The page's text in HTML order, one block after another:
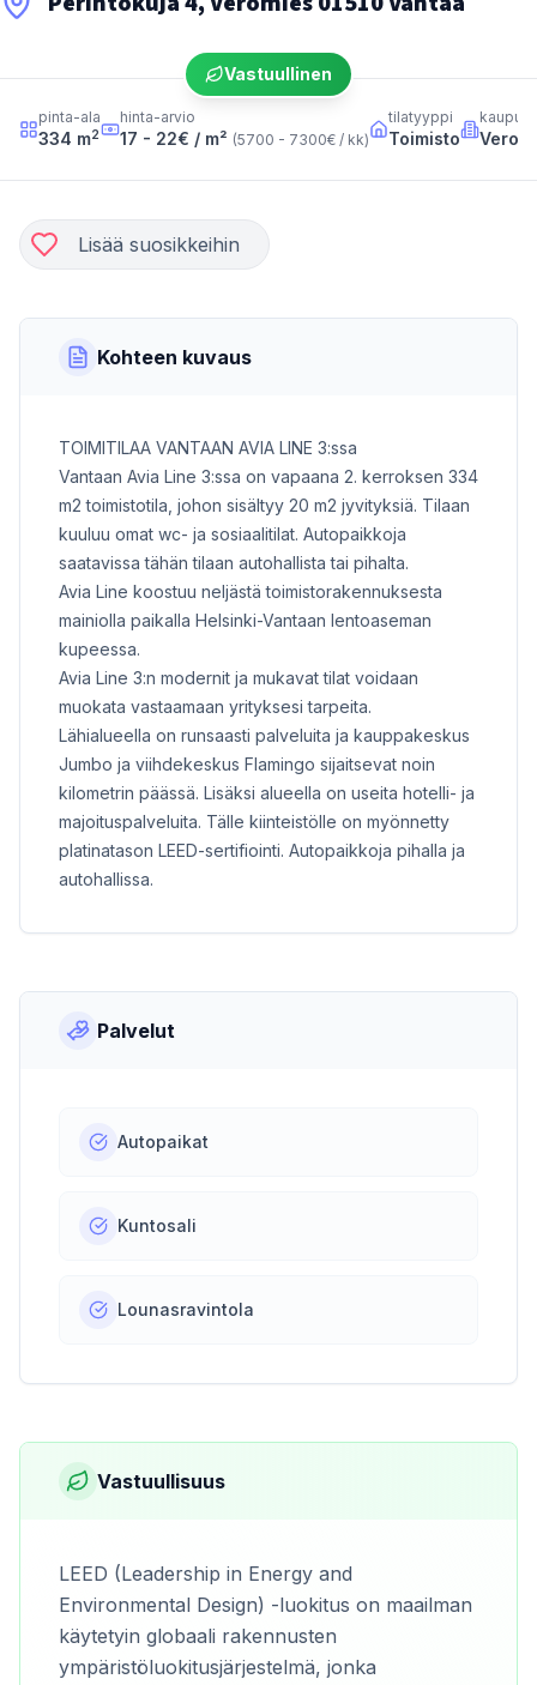
Vastuullinen
pinta-ala
334 m2
hinta-arvio
17 - 22€ / m² (5700 - 7300€ / kk)
tilatyyppi
Toimisto
Lisää suosikkeihin
Kohteen kuvaus
TOIMITILAA VANTAAN AVIA LINE 3:ssa
Vantaan Avia Line 3:ssa on vapaana 2. kerroksen 334
m2 toimistotila, johon sisältyy 20 m2 jyvityksiä. Tilaan
kuuluu omat wc- ja sosiaalitilat. Autopaikkoja
saatavissa tähän tilaan autohallista tai pihalta.
Avia Line koostuu neljästä toimistorakennuksesta
mainiolla paikalla Helsinki-Vantaan lentoaseman
kupeessa.
Avia Line 3:n modernit ja mukavat tilat voidaan
muokata vastaamaan yrityksesi tarpeita.
Lähialueella on runsaasti palveluita ja kauppakeskus
Jumbo ja viihdekeskus Flamingo sijaitsevat noin
kilometrin päässä. Lisäksi alueella on useita hotelli- ja
majoituspalveluita. Tälle kiinteistölle on myönnetty
platinatason LEED-sertifiointi. Autopaikkoja pihalla ja
autohallissa.
Palvelut
Autopaikat
Kuntosali
Lounasravintola
Vastuullisuus
LEED (Leadership in Energy and
Environmental Design) -luokitus on maailman
käytetyin globaali rakennusten
ympäristöluokitusjärjestelmä, jonka